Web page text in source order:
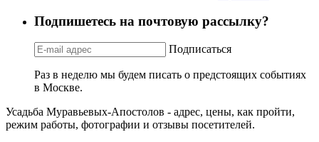
Подпишетесь на почтовую рассылку?
Подписаться
Раз в неделю мы будем писать о предстоящих событиях
в Москве.
Усадьба Муравьевых-Апостолов - адрес, цены, как пройти,
режим работы, фотографии и отзывы посетителей.